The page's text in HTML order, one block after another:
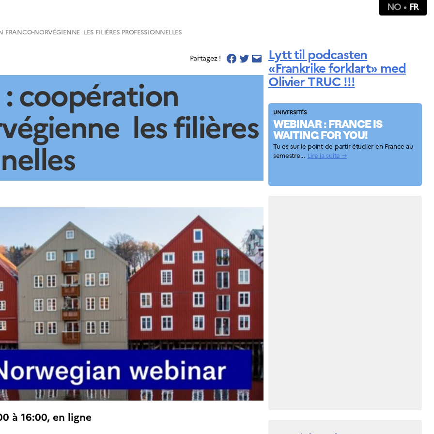
NO FR
FRANCO-NORVÉGIENNE LES FILIÈRES PROFESSIONNELLES
Partagez !
coopération
les filières
à 16:00, en ligne
Lytt til podcasten
«Frankrike forklart» med
Olivier TRUC !!!
UNIVERSITÉS
WEBINAR : FRANCE IS
WAITING FOR YOU!
Tu es sur le point de partir étudier en France au
semestre... Lire la suite →